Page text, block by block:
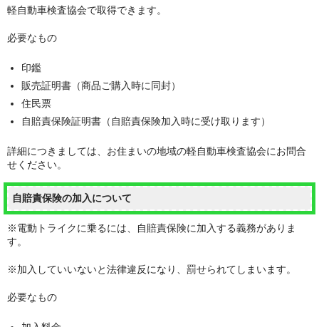
軽自動車検査協会で取得できます。
必要なもの
印鑑
販売証明書（商品ご購入時に同封）
住民票
自賠責保険証明書（自賠責保険加入時に受け取ります）
詳細につきましては、お住まいの地域の軽自動車検査協会にお問合
せください。
自賠責保険の加入について
※電動トライクに乗るには、 自賠責保険に加入する義務がありま
す。
※加入していいないと法律違反になり、罰せられてしまいます。
必要なもの